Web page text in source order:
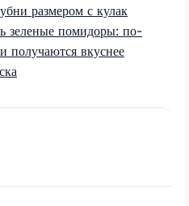
размером с кулак
зеленые помидоры: по-
получаются вкуснее